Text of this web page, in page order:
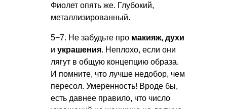
Фиолет опять же. Глубокий,
металлизированный.
5−7. Не забудьте про макияж, духи
и украшения. Неплохо, если они
лягут в общую концепцию образа.
И помните, что лучше недобор, чем
пересол. Умеренность! Вроде бы,
есть давнее правило, что число